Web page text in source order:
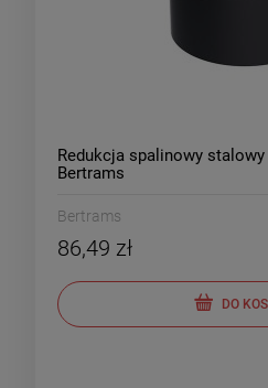
Redukcja spalinowy
Bertrams
Bertrams
86,49 zł
DO